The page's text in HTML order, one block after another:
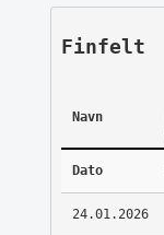
Finfelt
Navn
Dato
24.01.2026